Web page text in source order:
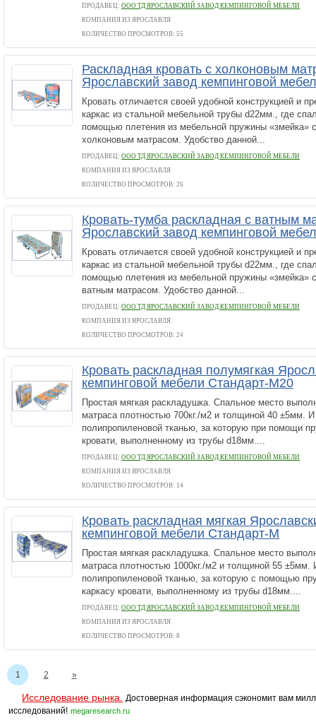
ПРОДАВЕЦ: ООО ТД ЯРОСЛАВСКИЙ ЗАВОД КЕМПИНГОВОЙ МЕБЕЛИ
КОМПАНИЯ ИЗ ЯРОСЛАВЛЯ
КОЛИЧЕСТВО ПРОСМОТРОВ: 55
Раскладная кровать с холконовым
Ярославский завод кемпинговой
Кровать отличается своей удобной конструкцией и
каркас из стальной мебельной трубы d22мм., где
помощью плетения из мебельной пружины «змейка»
холконовым матрасом. Удобство данной...
ПРОДАВЕЦ: ООО ТД ЯРОСЛАВСКИЙ ЗАВОД КЕМПИНГОВОЙ МЕБЕЛИ
КОМПАНИЯ ИЗ ЯРОСЛАВЛЯ
КОЛИЧЕСТВО ПРОСМОТРОВ: 26
Кровать-тумба раскладная с ватным
Ярославский завод кемпинговой
Кровать отличается своей удобной конструкцией и
каркас из стальной мебельной трубы d22мм., где
помощью плетения из мебельной пружины «змейка»
ватным матрасом. Удобство данной...
ПРОДАВЕЦ: ООО ТД ЯРОСЛАВСКИЙ ЗАВОД КЕМПИНГОВОЙ МЕБЕЛИ
КОМПАНИЯ ИЗ ЯРОСЛАВЛЯ
КОЛИЧЕСТВО ПРОСМОТРОВ: 24
Кровать раскладная полумягкая
кемпинговой мебели Стандарт-М20
Простая мягкая раскладушка. Спальное место
матраса плотностью 700кг./м2 и толщиной 40 ±5мм.
полипропиленовой тканью, за которую при помощи
кровати, выполненному из трубы d18мм....
ПРОДАВЕЦ: ООО ТД ЯРОСЛАВСКИЙ ЗАВОД КЕМПИНГОВОЙ МЕБЕЛИ
КОМПАНИЯ ИЗ ЯРОСЛАВЛЯ
КОЛИЧЕСТВО ПРОСМОТРОВ: 14
Кровать раскладная мягкая
кемпинговой мебели Стандарт-М
Простая мягкая раскладушка. Спальное место
матраса плотностью 1000кг./м2 и толщиной 55 ±5мм.
полипропиленовой тканью, за которую с помощью
каркасу кровати, выполненному из трубы d18мм....
ПРОДАВЕЦ: ООО ТД ЯРОСЛАВСКИЙ ЗАВОД КЕМПИНГОВОЙ МЕБЕЛИ
КОМПАНИЯ ИЗ ЯРОСЛАВЛЯ
КОЛИЧЕСТВО ПРОСМОТРОВ: 8
1 2 »
Исследование рынка.
Достоверная информация сэкономит вам
исследований! megaresearch.ru